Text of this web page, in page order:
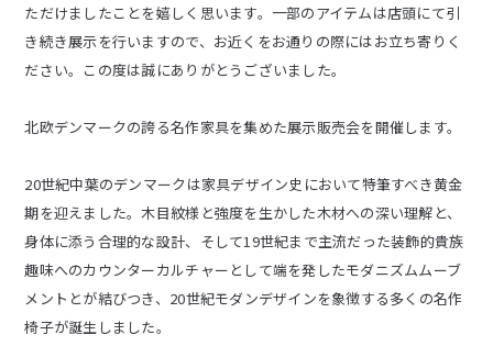
ただけましたことを嬉しく思います。一部のアイテムは店頭にて引
き続き展示を行いますので、お近くをお通りの際にはお立ち寄りく
ださい。この度は誠にありがとうございました。
北欧デンマークの誇る名作家具を集めた展示販売会を開催します。
20世紀中葉のデンマークは家具デザイン史において特筆すべき黄金
期を迎えました。木目紋様と強度を生かした木材への深い理解と、
身体に添う合理的な設計、そして19世紀まで主流だった装飾的貴族
趣味へのカウンターカルチャーとして端を発したモダニズムムーブ
メントとが結びつき、20世紀モダンデザインを象徴する多くの名作
椅子が誕生しました。